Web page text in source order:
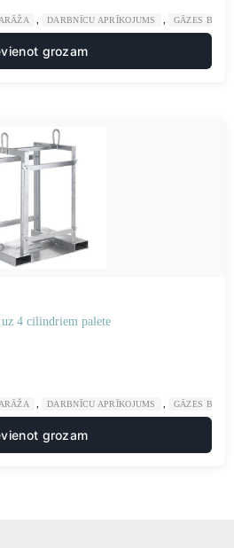
DARBNĪCU APRĪKOJUMS GĀZES
grozam
uz 4 cilindriem palete
DARBNĪCU APRĪKOJUMS GĀZES
grozam